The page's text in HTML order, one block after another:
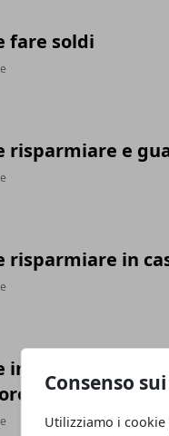
Consenso
Utilizziamo i
fare soldi
risparmiare e
risparmiare in
investire nell’oro
Virus